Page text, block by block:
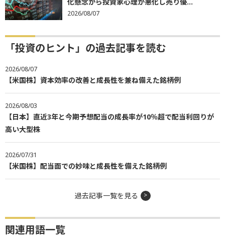
2026/08/07
「投資のヒント」の過去記事を読む
2026/08/07
【米国株】資本効率の改善と成長性を兼ね備えた銘柄例
2026/08/03
【日本】直近3年と今期予想配当の成長率が10％超で配当利回りが
高い大型株
2026/07/31
【米国株】配当面での妙味と成長性を備えた銘柄例
過去記事一覧を見る
関連用語一覧